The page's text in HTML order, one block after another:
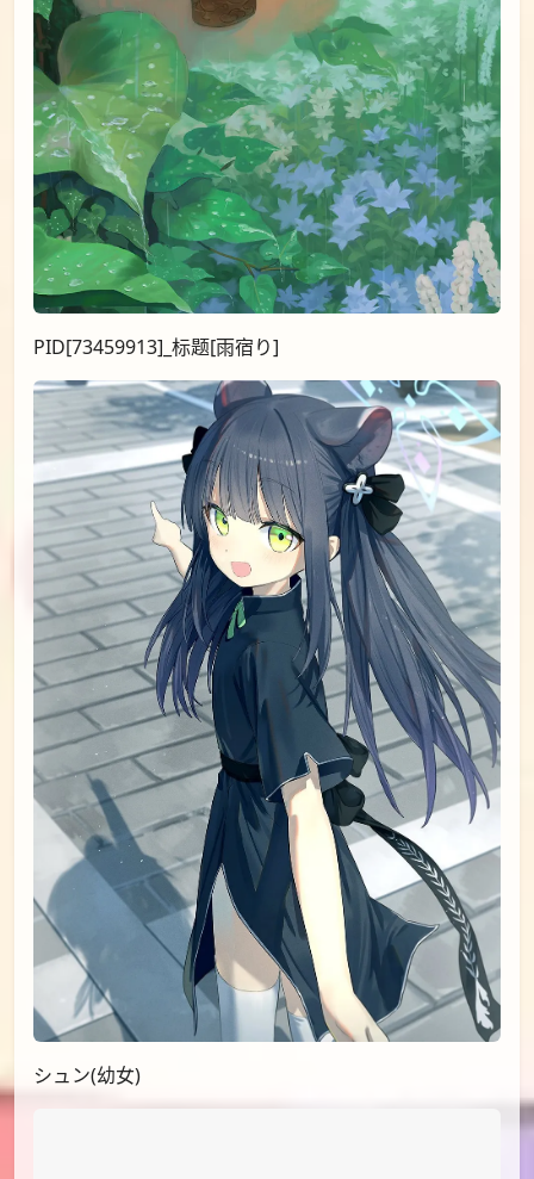
PID[73459913]_标题[雨宿り]
シュン(幼女)